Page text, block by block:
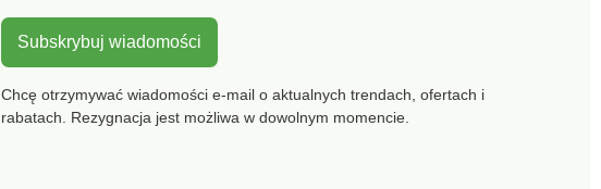
Subskrybuj wiadomości
Chcę otrzymywać wiadomości e-mail o aktualnych trendach, ofertach i
rabatach. Rezygnacja jest możliwa w dowolnym momencie.